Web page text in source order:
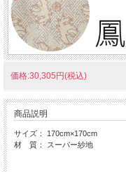
価格:30,305円(税込)
商品説明
サイズ： 170cm×170cm
材 質： スーパー紗地